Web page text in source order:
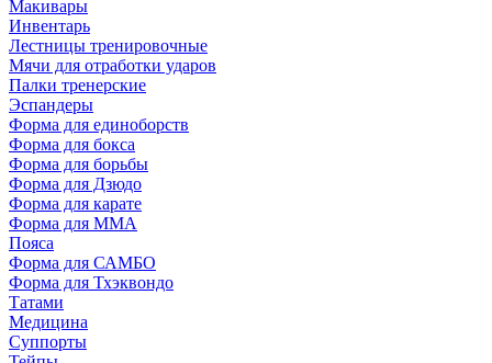
Макивары
Инвентарь
Лестницы тренировочные
Мячи для отработки ударов
Палки тренерские
Эспандеры
Форма для единоборств
Форма для бокса
Форма для борьбы
Форма для Дзюдо
Форма для карате
Форма для MMA
Пояса
Форма для САМБО
Форма для Тхэквондо
Татами
Медицина
Суппорты